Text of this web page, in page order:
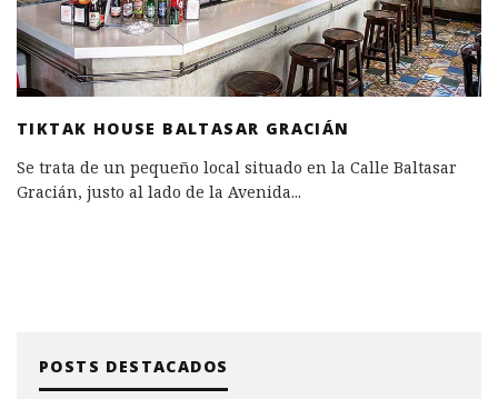
TIKTAK HOUSE BALTASAR GRACIÁN
Se trata de un pequeño local situado en la Calle Baltasar
Gracián, justo al lado de la Avenida...
POSTS DESTACADOS